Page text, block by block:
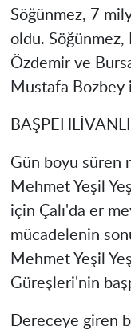
Söğünmez, 7
oldu. Söğünmez,
Özdemir ve
Mustafa Bozbey
Gün boyu süren
Mehmet Yeşil
için Çalı'da er
mücadelenin
Mehmet Yeşil
Güreşleri'nin
Dereceye giren